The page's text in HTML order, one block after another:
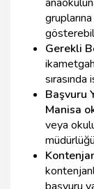
Gerekli
Başvuru
Manisa
veya